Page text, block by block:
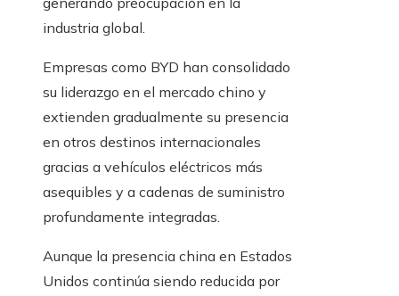
industria global.
Empresas como BYD han consolidado
su liderazgo en el mercado chino y
extienden gradualmente su presencia
en otros destinos internacionales
gracias a vehículos eléctricos más
asequibles y a cadenas de suministro
profundamente integradas.
Aunque la presencia china en Estados
Unidos continúa siendo reducida por